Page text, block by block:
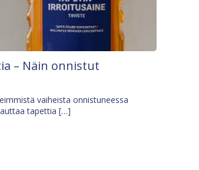
– Näin onnistut
vaiheista onnistuneessa
tapettia […]